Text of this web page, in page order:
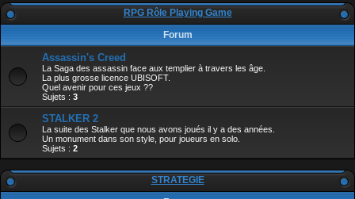
RPG Rôle Playing Game
Forum
Assassin's Creed
La Saga des assassin face aux templier à travers les âge.
La plus grosse licence UBISOFT.
Quel avenir pour ces jeux ??
Sujets : 3
STALKER 2
La suite des Stalker que nous avons joués il y a des années.
Un monument dans son style, pour joueurs en solo.
Sujets : 2
STRATEGIE